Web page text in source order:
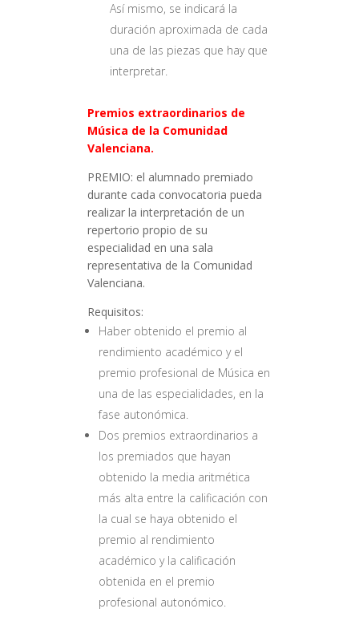
Así mismo, se indicará la
duración aproximada de cada
una de las piezas que hay que
interpretar.
Premios extraordinarios de
Música de la Comunidad
Valenciana.
PREMIO: el alumnado premiado
durante cada convocatoria pueda
realizar la interpretación de un
repertorio propio de su
especialidad en una sala
representativa de la Comunidad
Valenciana.
Requisitos:
Haber obtenido el premio al
rendimiento académico y el
premio profesional de Música en
una de las especialidades, en la
fase autonómica.
Dos premios extraordinarios a
los premiados que hayan
obtenido la media aritmética
más alta entre la calificación con
la cual se haya obtenido el
premio al rendimiento
académico y la calificación
obtenida en el premio
profesional autonómico.